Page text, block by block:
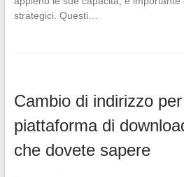
strategici. Questi…
Cambio di indirizzo
piattaforma di
che dovete sapere